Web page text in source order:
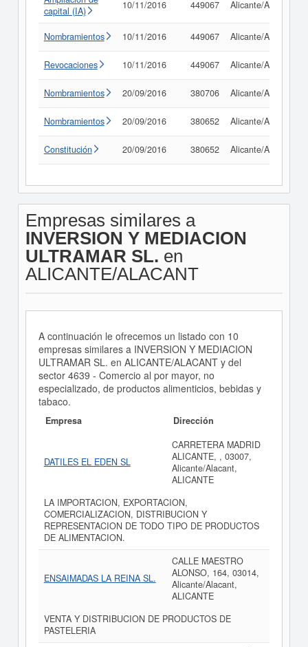
capital (IA)
10/11/2016 449067 Alicante/Alacant
Nombramientos 10/11/2016 449067 Alicante/Alacant
Revocaciones 10/11/2016 449067 Alicante/Alacant
Nombramientos 20/09/2016 380706 Alicante/Alacant
Nombramientos 20/09/2016 380652 Alicante/Alacant
Constitución 20/09/2016 380652 Alicante/Alacant
Empresas similares a
INVERSION Y MEDIACION
ULTRAMAR SL. en
ALICANTE/ALACANT
A continuación le ofrecemos un listado con 10
empresas similares a INVERSION Y MEDIACION
ULTRAMAR SL. en ALICANTE/ALACANT y del
sector 4639 - Comercio al por mayor, no
especializado, de productos alimenticios, bebidas y
tabaco.
Empresa Dirección
DATILES EL EDEN SL
CARRETERA MADRID
ALICANTE, , 03007,
Alicante/Alacant,
ALICANTE
LA IMPORTACION, EXPORTACION,
COMERCIALIZACION, DISTRIBUCION Y
REPRESENTACION DE TODO TIPO DE PRODUCTOS
DE ALIMENTACION.
ENSAIMADAS LA REINA SL.
CALLE MAESTRO
ALONSO, 164, 03014,
Alicante/Alacant,
ALICANTE
VENTA Y DISTRIBUCION DE PRODUCTOS DE
PASTELERIA